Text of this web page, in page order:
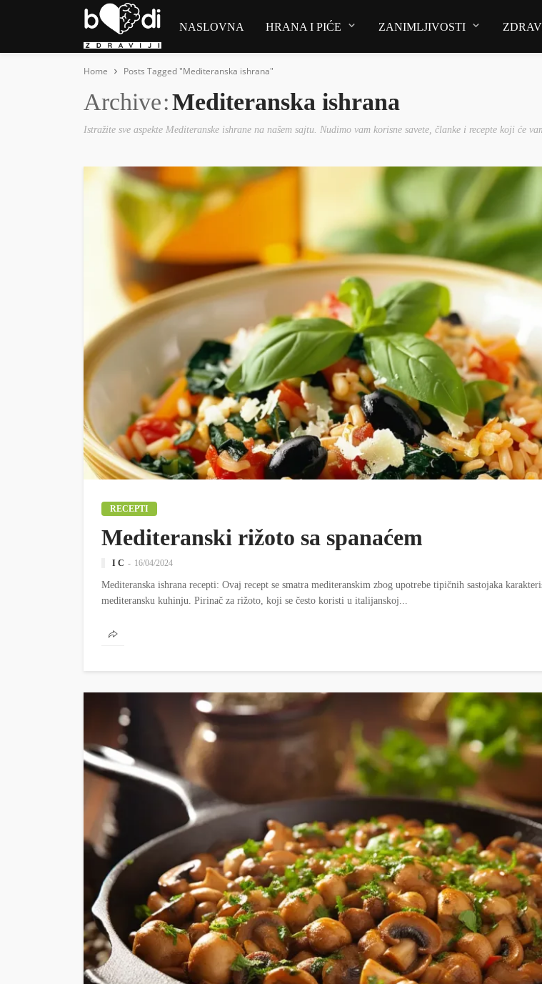
NASLOVNA HRANA I PIĆE ZANIMLJIVOSTI
Home Posts Tagged "Mediteranska ishrana"
Archive Mediteranska ishrana
Istražite sve aspekte Mediteranske ishrane na našem sajtu. Nudimo vam korisne savete, članke i recepte koji će
RECEPTI
Mediteranski rižoto sa spanaćem
I C 16/04/2024
Mediteranska ishrana recepti: Ovaj recept se smatra mediteranskim zbog upotrebe tipičnih sastojaka
mediteransku kuhinju. Pirinač za rižoto, koji se često koristi u italijanskoj...